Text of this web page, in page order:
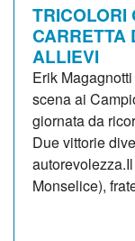
TRICOLORI
CARRETTA
ALLIEVI
Erik
scena ai
giornata da
Due vittorie
Monselice),